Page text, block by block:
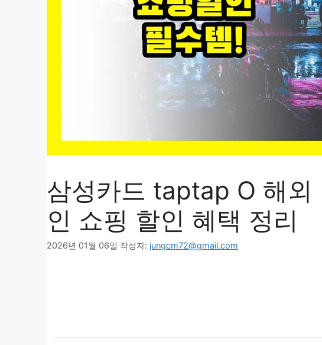
삼성카드 taptap O 해외
인 쇼핑 할인 혜택 정리
2026년 01월 06일 작성자: jungcm72@gmail.com